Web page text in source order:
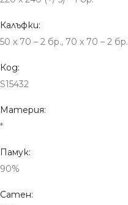
Калъфки:
50 x 70 – 2 бр., 70 x 70 – 2 бр.
Код:
S15432
Материя:
*
Памук:
90%
Сатен: